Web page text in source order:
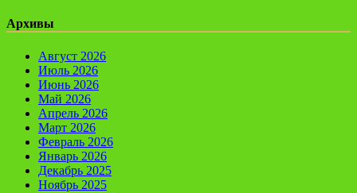
Архивы
Август 2026
Июль 2026
Июнь 2026
Май 2026
Апрель 2026
Март 2026
Февраль 2026
Январь 2026
Декабрь 2025
Ноябрь 2025